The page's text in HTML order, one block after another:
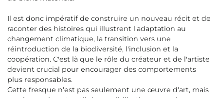
Il est donc impératif de construire un nouveau récit et de
raconter des histoires qui illustrent l'adaptation au
changement climatique, la transition vers une
réintroduction de la biodiversité, l'inclusion et la
coopération. C'est là que le rôle du créateur et de l'artiste
devient crucial pour encourager des comportements
plus responsables.
Cette fresque n'est pas seulement une œuvre d'art, mais